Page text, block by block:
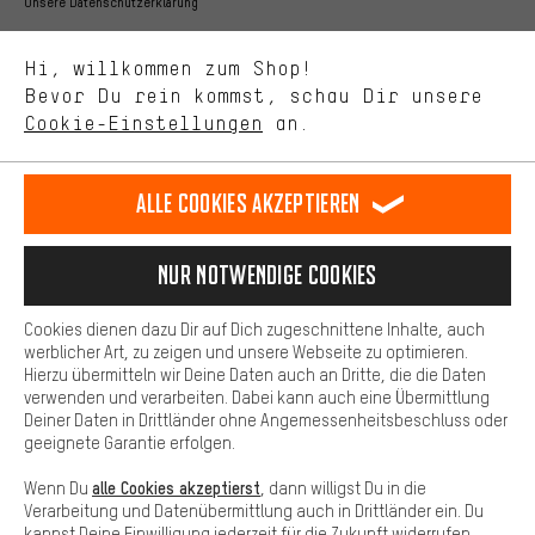
Sprache"
Deutsch
DE english
EN español
ES français
FR
VERTRAG WIDERRUFEN Aachener Community Affiliateprogramm
Datenschutz Allgemeine Geschäftsbedingungen
Hinweisgebersystem Hinweise zur Batterieentsorgung
Cookie-Einstellungen Kontrast ändern
Alle Preise verstehen sich in Euro und exkl. MwSt zuzüglich
Versandkostenfür Lieferung nachUSA.
Hi, willkommen zum Shop!
Bevor Du rein kommst, schau Dir unsere
Cookie-Einstellungen an.
Uns interessiert, was Du in unserem Shop suchst und brauchst.
selbst Einfluss auf die Verbesserung unserer Webseite und
unseres Shop-Angebots.
Dein Shopping-Erlebnis wird komfortabler. Mit Komfort-Cookies
stellen wir Verknüpfungen zu Social Media Plattformen her. So
können wir dir weitere nützliche Inhalte und Informationen zur
Verfügung stellen. Zudem hast du die Möglichkeit zusätzliche
Services zu nutzen, die es dir erleichtern die richtigen Produkte zu
finden. Beispielsweise bieten wir eine Chat-Funktion an, damit
Fragen schnell und unkompliziert beantwortet werden können.
Basis
Basis-Cookies gewährleisten, dass Du unsere Webseite
grundsätzlich nutzen kannst.
Alle Cookies akzeptieren
Nur Notwendige Cookies
Cookies dienen dazu Dir auf Dich zugeschnittene Inhalte, auch
werblicher Art, zu zeigen und unsere Webseite zu optimieren.
Hierzu übermitteln wir Deine Daten auch an Dritte, die die Daten
verwenden und verarbeiten. Dabei kann auch eine Übermittlung
Deiner Daten in Drittländer ohne Angemessenheitsbeschluss oder
geeignete Garantie erfolgen.
Wenn Du alle Cookies akzeptierst , dann willigst Du in die
Verarbeitung und Datenübermittlung auch in Drittländer ein. Du